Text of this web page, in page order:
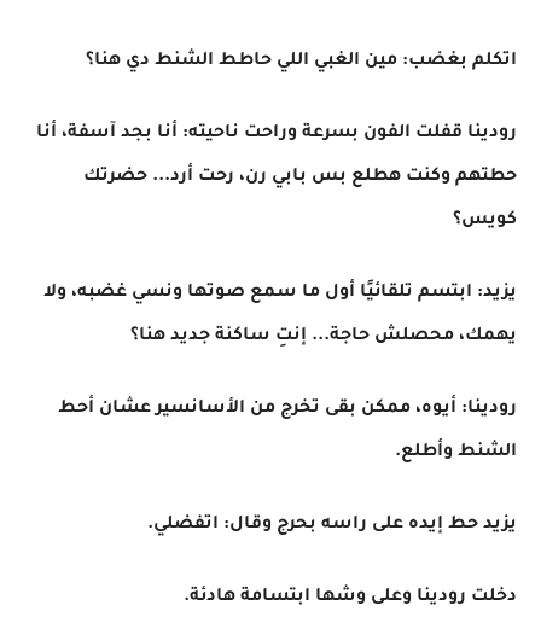
اتكلم بغضب: مين الغبي اللي حاطط الشنط دي هنا؟
رودينا قفلت الفون بسرعة وراحت ناحيته: أنا بجد آسفة، أنا
حطتهم وكنت هطلع بس بابي رن، رحت أرد... حضرتك
كويس؟
يزيد: ابتسم تلقائيًا أول ما سمع صوتها ونسي غضبه، ولا
يهمك، محصلش حاجة... إنتِ ساكنة جديد هنا؟
رودينا: أيوه، ممكن بقى تخرج من الأسانسير عشان أحط
الشنط وأطلع.
يزيد حط إيده على راسه بحرج وقال: اتفضلي.
دخلت رودينا وعلى وشها ابتسامة هادئة.